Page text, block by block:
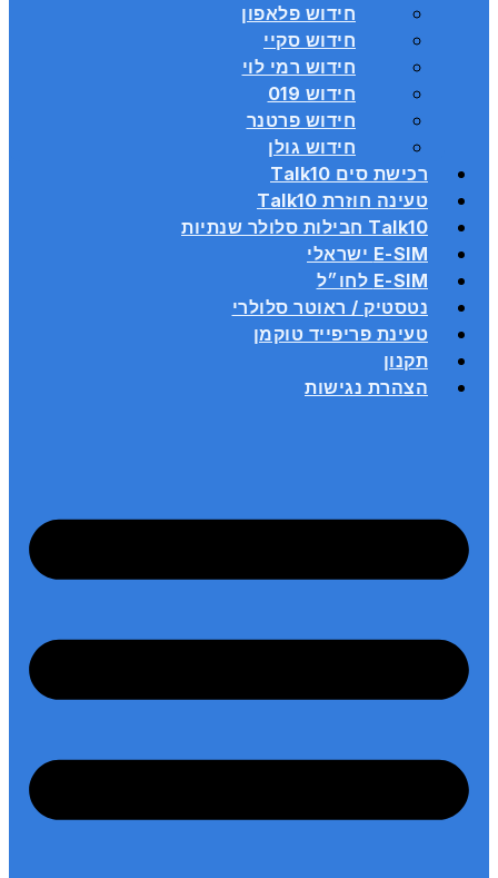
חידוש פלאפון
חידוש סקיי
חידוש רמי לוי
חידוש 019
חידוש פרטנר
חידוש גולן
רכישת סים Talk10
טעינה חוזרת Talk10
Talk10 חבילות סלולר שנתיות
E-SIM ישראלי
E-SIM לחו״ל
נטסטיק / ראוטר סלולרי
טעינת פריפייד טוקמן
תקנון
הצהרת נגישות